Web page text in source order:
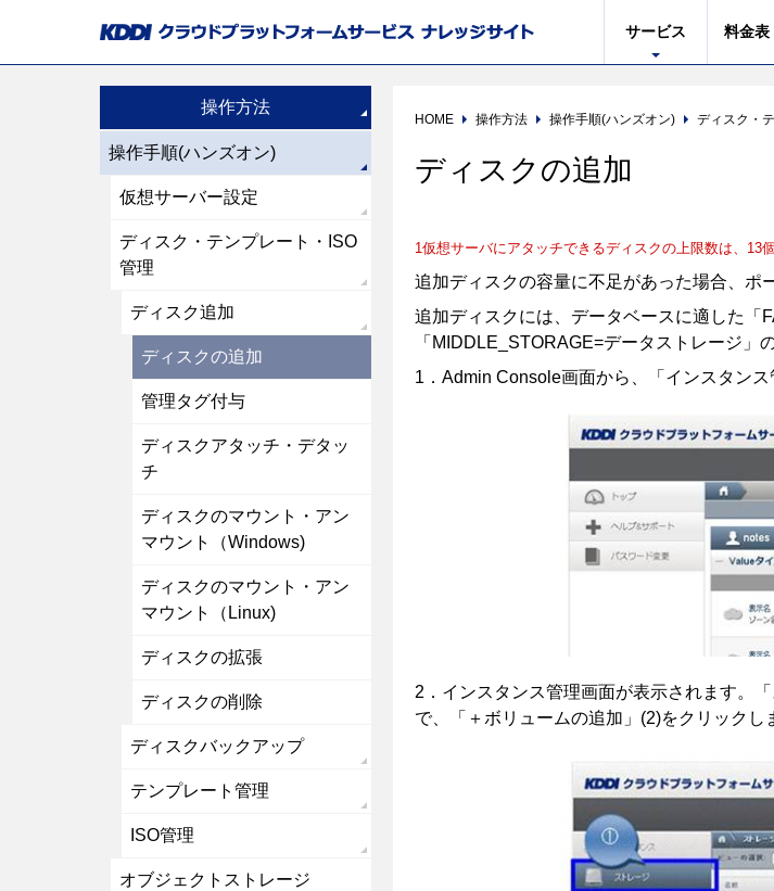
サービス 料金表
HOME 操作方法 操作手順(ハンズオン) ディスク・
ディスクの追加
1仮想サーバにアタッチできるディスクの上限数は、13
追加ディスクの容量に不足があった場合、ポ
追加ディスクには、データベースに適した「
「MIDDLE_STORAGE=データストレージ」
1．Admin Console画面から、「インスタンス
2．インスタンス管理画面が表示されます。
で、「＋ボリュームの追加」(2)をクリックし
操作方法
操作手順(ハンズオン)
仮想サーバー設定
ディスク・テンプレート・ISO
管理
ディスク追加
ディスクの追加
管理タグ付与
ディスクアタッチ・デタッ
チ
ディスクのマウント・アン
マウント（Windows)
ディスクのマウント・アン
マウント（Linux)
ディスクの拡張
ディスクの削除
ディスクバックアップ
テンプレート管理
ISO管理
オブジェクトストレージ